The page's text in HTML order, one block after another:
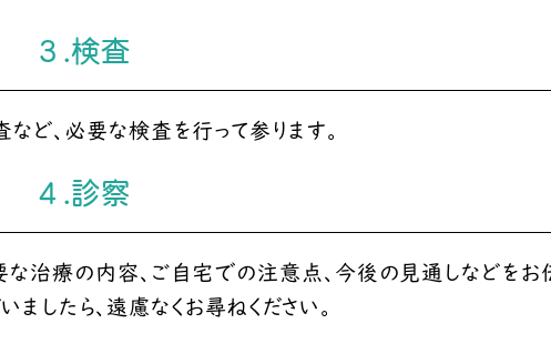
３.検査
ど、必要な検査を行って参ります。
４.診察
治療の内容、ご自宅での注意点、今後の見通しなどをお伝
したら、遠慮なくお尋ねください。